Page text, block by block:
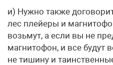
и) Нужно также
лес плейеры и
возьмут, а если вы не
магнитофон, и все будут
не тишину и